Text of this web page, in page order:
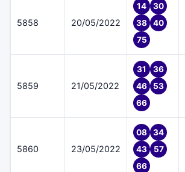
5858 20/05/2022
14
30
38
40
75
5859 21/05/2022
31
36
46
53
66
5860 23/05/2022
08
34
43
57
66